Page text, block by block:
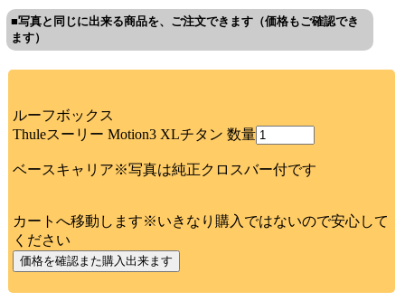
■写真と同じに出来る商品を、ご注文できます（価格もご確認でき
ます）
ルーフボックス
Thuleスーリー Motion3 XLチタン 数量
ベースキャリア※写真は純正クロスバー付です
カートへ移動します※いきなり購入ではないので安心して
ください